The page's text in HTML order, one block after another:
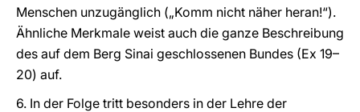
Menschen unzugänglich („Komm nicht näher heran!“).
Ähnliche Merkmale weist auch die ganze Beschreibung
des auf dem Berg Sinai geschlossenen Bundes (Ex 19–
20) auf.
6. In der Folge tritt besonders in der Lehre der